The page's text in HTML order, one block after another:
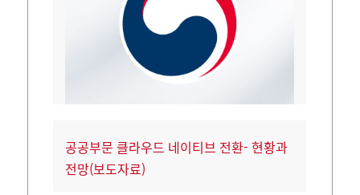
공공부문 클라우드 네이티브 전환- 현황과
전망(보도자료)